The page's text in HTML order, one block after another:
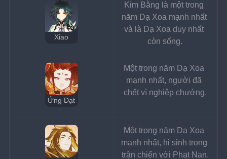
Xiao
Kim Bằng là một trong
năm Dạ Xoa mạnh nhất
và là Dạ Xoa duy nhất
còn sống.
Ứng Đạt
Một trong năm Dạ Xoa
mạnh nhất, người đã
chết vì nghiệp chướng.
Một trong năm Dạ Xoa
mạnh nhất, hi sinh trong
trận chiến với Phạt Nan.